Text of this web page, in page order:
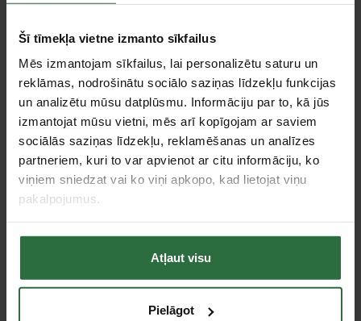
Šī tīmekļa vietne izmanto sīkfailus
Mēs izmantojam sīkfailus, lai personalizētu saturu un
reklāmas, nodrošinātu sociālo saziņas līdzekļu funkcijas
un analizētu mūsu datplūsmu. Informāciju par to, kā jūs
izmantojat mūsu vietni, mēs arī kopīgojam ar saviem
sociālās saziņas līdzekļu, reklamēšanas un analīzes
partneriem, kuri to var apvienot ar citu informāciju, ko
viņiem sniedzat vai ko viņi apkopo, kad lietojat viņu
pakalpojumus.
Atļaut visu
Pielāgot
Nazis filēšanai MORA
Fishing Fillet 155
45,97 €
Ir noliktavā
Kabeļu nazis KNIPEX
9854
20,57 €
Ir noliktavā